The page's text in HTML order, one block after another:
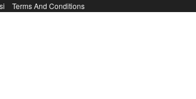
Terms And Conditions